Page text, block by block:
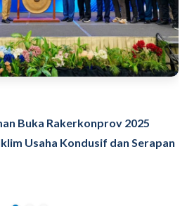
Buka Rakerkonprov 2025
Usaha Kondusif dan Serapan